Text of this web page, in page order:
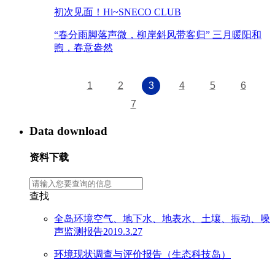
初次见面！Hi~SNECO CLUB
“春分雨脚落声微，柳岸斜风带客归” 三月暖阳和
煦，春意盎然
1 2 3 4 5
6
7
Data download
资料下载
查找
全岛环境空气、地下水、地表水、土壤、振动、噪
声监测报告2019.3.27
环境现状调查与评价报告（生态科技岛）